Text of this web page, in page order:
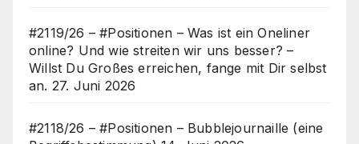
#2119/26 – #Positionen – Was ist ein Oneliner
online? Und wie streiten wir uns besser? –
Willst Du Großes erreichen, fange mit Dir selbst
an. 27. Juni 2026
#2118/26 – #Positionen – Bubblejournaille (eine